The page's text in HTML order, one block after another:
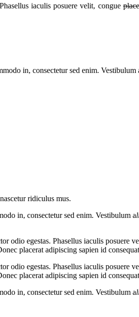
iaculis posuere velit, congue
in, consectetur sed enim.
ridiculus mus.
in, consectetur sed enim. Vestibulum a
egestas. Phasellus iaculis posuere
placerat adipiscing sapien id
egestas. Phasellus iaculis posuere
placerat adipiscing sapien id
in, consectetur sed enim. Vestibulum a